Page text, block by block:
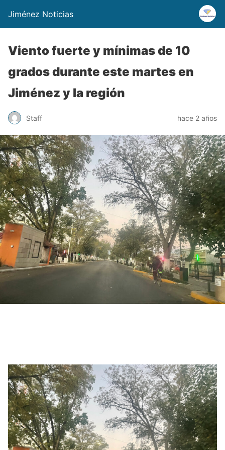
Jiménez Noticias
Viento fuerte y mínimas de 10
grados durante este martes en
Jiménez y la región
Staff hace 2 años